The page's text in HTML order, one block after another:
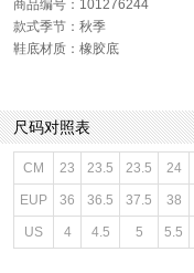
商品编号：101276244
款式季节：秋季
鞋底材质：橡胶底
尺码对照表
CM 23 23.5 23.5 24
EUP 36 36.5 37.5 38
US 4 4.5 5 5.5